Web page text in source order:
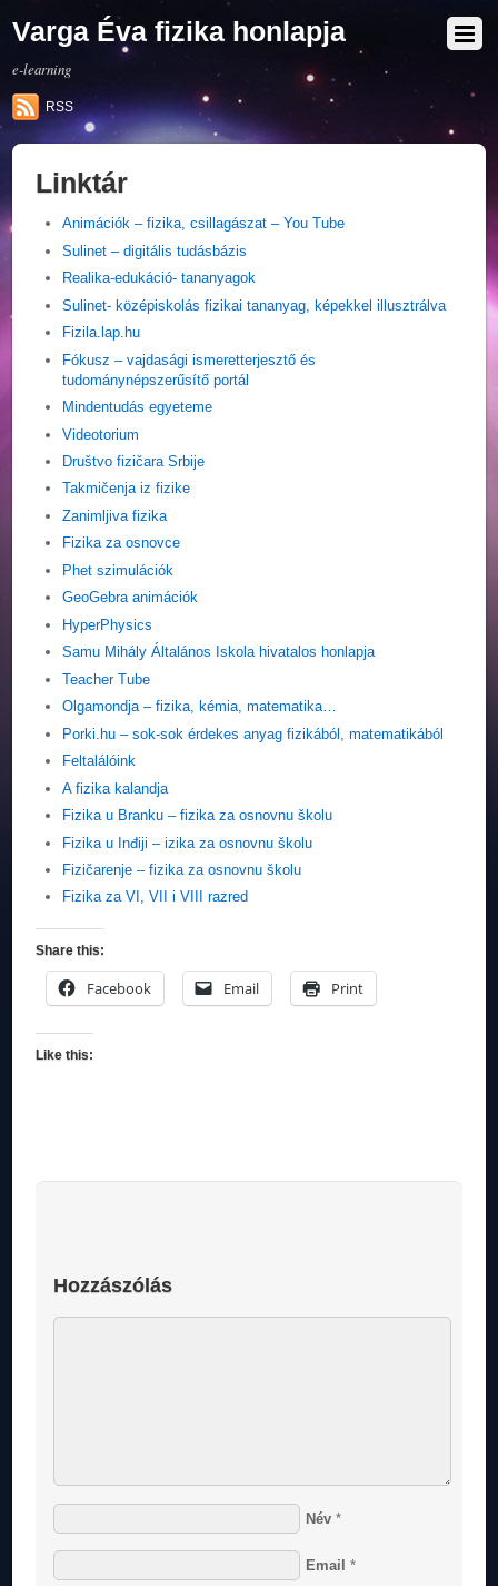
Varga Éva fizika honlapja
e-learning
RSS
Linktár
Animációk – fizika, csillagászat – You Tube
Sulinet – digitális tudásbázis
Realika-edukáció- tananyagok
Sulinet- középiskolás fizikai tananyag, képekkel illusztrálva
Fizila.lap.hu
Fókusz – vajdasági ismeretterjesztő és
tudománynépszerűsítő portál
Mindentudás egyeteme
Videotorium
Društvo fizičara Srbije
Takmičenja iz fizike
Zanimljiva fizika
Fizika za osnovce
Phet szimulációk
GeoGebra animációk
HyperPhysics
Samu Mihály Általános Iskola hivatalos honlapja
Teacher Tube
Olgamondja – fizika, kémia, matematika…
Porki.hu – sok-sok érdekes anyag fizikából, matematikából
Feltalálóink
A fizika kalandja
Fizika u Branku – fizika za osnovnu školu
Fizika u Inđiji – izika za osnovnu školu
Fizičarenje – fizika za osnovnu školu
Fizika za VI, VII i VIII razred
Share this:
Facebook Email Print
Like this:
Hozzászólás
Név *
Email *